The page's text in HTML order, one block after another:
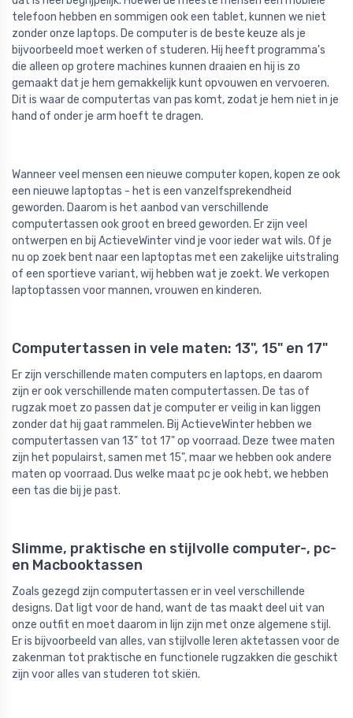
telefoon hebben en sommigen ook een tablet, kunnen we niet
zonder onze laptops. De computer is de beste keuze als je
bijvoorbeeld moet werken of studeren. Hij heeft programma's
die alleen op grotere machines kunnen draaien en hij is zo
gemaakt dat je hem gemakkelijk kunt opvouwen en vervoeren.
Dit is waar de computertas van pas komt, zodat je hem niet in je
hand of onder je arm hoeft te dragen.
Wanneer veel mensen een nieuwe computer kopen, kopen ze ook
een nieuwe laptoptas - het is een vanzelfsprekendheid
geworden. Daarom is het aanbod van verschillende
computertassen ook groot en breed geworden. Er zijn veel
ontwerpen en bij ActieveWinter vind je voor ieder wat wils. Of je
nu op zoek bent naar een laptoptas met een zakelijke uitstraling
of een sportieve variant, wij hebben wat je zoekt. We verkopen
laptoptassen voor mannen, vrouwen en kinderen.
Computertassen in vele maten: 13", 15" en 17"
Er zijn verschillende maten computers en laptops, en daarom
zijn er ook verschillende maten computertassen. De tas of
rugzak moet zo passen dat je computer er veilig in kan liggen
zonder dat hij gaat rammelen. Bij ActieveWinter hebben we
computertassen van 13" tot 17" op voorraad. Deze twee maten
zijn het populairst, samen met 15", maar we hebben ook andere
maten op voorraad. Dus welke maat pc je ook hebt, we hebben
een tas die bij je past.
Slimme, praktische en stijlvolle computer-, pc-
en Macbooktassen
Zoals gezegd zijn computertassen er in veel verschillende
designs. Dat ligt voor de hand, want de tas maakt deel uit van
onze outfit en moet daarom in lijn zijn met onze algemene stijl.
Er is bijvoorbeeld van alles, van stijlvolle leren aktetassen voor de
zakenman tot praktische en functionele rugzakken die geschikt
zijn voor alles van studeren tot skiën.